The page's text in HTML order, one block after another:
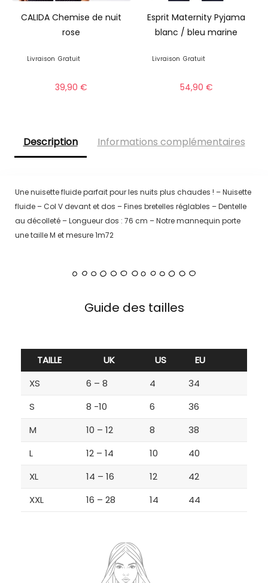
CALIDA Chemise de nuit
rose
Livraison Gratuit
39,90€
Esprit Maternity Pyjama
blanc / bleu marine
Livraison Gratuit
54,90 €
Description Informations complémentaires
Une nuisette fluide parfait pour les nuits plus chaudes ! – Nuisette
fluide – Col V devant et dos – Fines bretelles réglables – Dentelle
au décolleté – Longueur dos : 76 cm – Notre mannequin porte
une taille M et mesure 1m72
Guide des tailles
TAILLE UK US
EU
XS
6 – 8 4
34
S
8 -10 6
36
M
10 – 12 8
38
L
12 – 14 10
40
XL
14 – 16 12
42
XXL
16 – 28 14 44